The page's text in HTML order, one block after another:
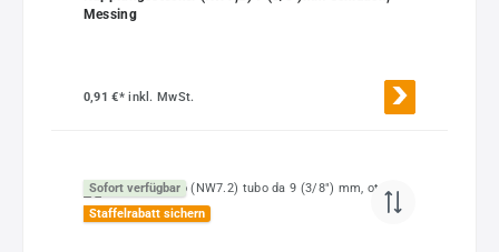
Messing
0,91 €*inkl. MwSt.
Sofort verfügbar
Staffelrabatt sichern